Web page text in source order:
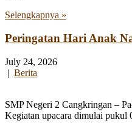
Selengkapnya »
Peringatan Hari Anak
July 24, 2026
| Berita
SMP Negeri 2 Cangkringan –
Kegiatan upacara dimulai pukul